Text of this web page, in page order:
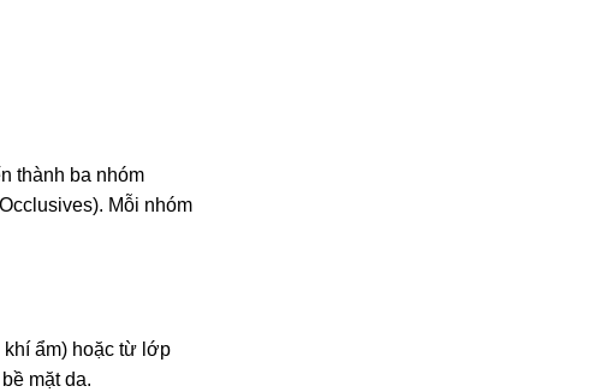
thành ba nhóm
Mỗi nhóm
khí ẩm) hoặc từ lớp
mặt da.